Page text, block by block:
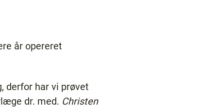
år opereret
derfor har vi prøvet
dr. med. Christen